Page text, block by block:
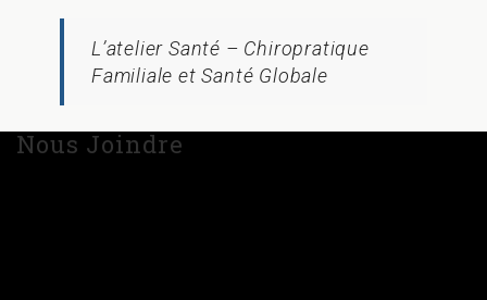
L’atelier Santé – Chiropratique
Familiale et Santé Globale
Nous Joindre